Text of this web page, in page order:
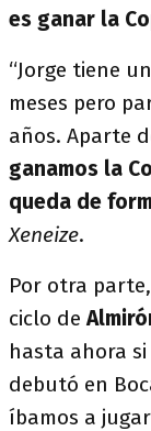
es ganar la
“Jorge tiene
meses pero
años. Aparte
ganamos la
queda de
Xeneize.
Por otra parte,
ciclo de
hasta ahora
debutó en
íbamos a